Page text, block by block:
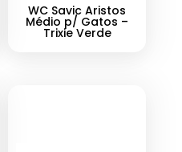
WC Savic Aristos
Médio p/ Gatos –
Trixie Verde